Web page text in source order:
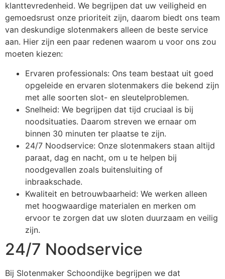
klanttevredenheid. We begrijpen dat uw veiligheid en
gemoedsrust onze prioriteit zijn, daarom biedt ons team
van deskundige slotenmakers alleen de beste service
aan. Hier zijn een paar redenen waarom u voor ons zou
moeten kiezen:
Ervaren professionals: Ons team bestaat uit goed
opgeleide en ervaren slotenmakers die bekend zijn
met alle soorten slot- en sleutelproblemen.
Snelheid: We begrijpen dat tijd cruciaal is bij
noodsituaties. Daarom streven we ernaar om
binnen 30 minuten ter plaatse te zijn.
24/7 Noodservice: Onze slotenmakers staan altijd
paraat, dag en nacht, om u te helpen bij
noodgevallen zoals buitensluiting of
inbraakschade.
Kwaliteit en betrouwbaarheid: We werken alleen
met hoogwaardige materialen en merken om
ervoor te zorgen dat uw sloten duurzaam en veilig
zijn.
24/7 Noodservice
Bij Slotenmaker Schoondijke begrijpen we dat